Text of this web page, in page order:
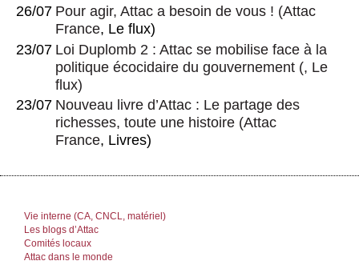
26/07 Pour agir, Attac a besoin de vous ! (Attac
France, Le flux)
23/07 Loi Duplomb 2 : Attac se mobilise face à la
politique écocidaire du gouvernement (, Le
flux)
23/07 Nouveau livre d’Attac : Le partage des
richesses, toute une histoire (Attac
France, Livres)
Vie interne (CA, CNCL, matériel)
Les blogs d’Attac
Comités locaux
Attac dans le monde